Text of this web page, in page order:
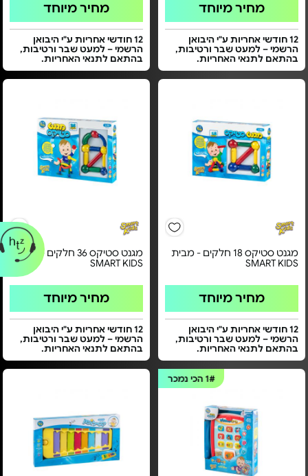
מחיר מיוחד
12 חודשי אחריות ע"י היבואן
הרשמי – למעט שבר ורטיבות,
בהתאם לתנאי האחריות.
מחיר מיוחד
12 חודשי אחריות ע"י היבואן
הרשמי – למעט שבר ורטיבות,
בהתאם לתנאי האחריות.
מגנט סטיקס 18 חלקים - מבית
SMART KIDS
מחיר מיוחד
12 חודשי אחריות ע"י היבואן
הרשמי – למעט שבר ורטיבות,
בהתאם לתנאי האחריות.
מגנט סטיקס 36 חלקים - מבית
SMART KIDS
מחיר מיוחד
12 חודשי אחריות ע"י היבואן
הרשמי – למעט שבר ורטיבות,
בהתאם לתנאי האחריות.
1#הכי נמכר